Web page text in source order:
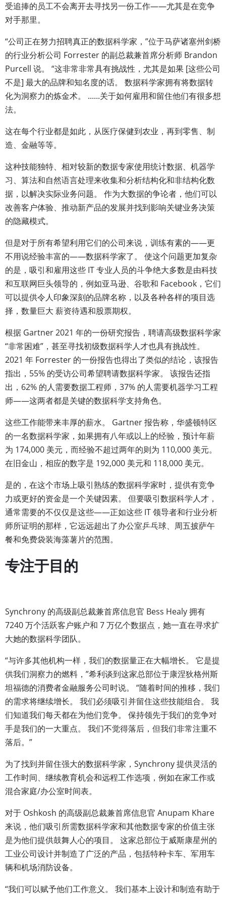
受追捧的员工不会离开去寻找另一份工作——尤其是在竞争
对手那里。
“公司正在努力招聘真正的数据科学家，”位于马萨诸塞州剑桥
的行业分析公司 Forrester 的副总裁兼首席分析师 Brandon
Purcell 说。 “这非常非常具有挑战性，尤其是如果 [这些公司
不是] 最大的品牌和知名度的话。 数据科学家拥有将数据转
化为洞察力的炼金术。 ......关于如何雇用和留住他们有很多想
法。
这在每个行业都是如此，从医疗保健到农业，再到零售、制
造、金融等等。
这种技能独特、相对较新的数据专家使用统计数据、机器学
习、算法和自然语言处理来收集和分析结构化和非结构化数
据，以解决实际业务问题。 作为大数据的争论者，他们可以
改善客户体验、推动新产品的发展并找到影响关键业务决策
的隐藏模式。
但是对于所有希望利用它们的公司来说，训练有素的——更
不用说经验丰富的——数据科学家了。 使这个问题更加复杂
的是，吸引和雇用这些 IT 专业人员的斗争绝大多数是由科技
和互联网巨头领导的，例如亚马逊、谷歌和 Facebook，它们
可以提供令人印象深刻的品牌名称，以及各种各样的项目选
择，数量巨大 薪资待遇和股票期权。
根据 Gartner 2021 年的一份研究报告，聘请高级数据科学家
“非常困难”，甚至寻找初级数据科学人才也具有挑战性。
2021 年 Forrester 的一份报告也得出了类似的结论，该报告
指出，55% 的受访公司希望聘请数据科学家。 该报告还指
出，62% 的人需要数据工程师，37% 的人需要机器学习工程
师——这两者都是关键的数据科学支持角色。
这些工作能带来丰厚的薪水。 Gartner 报告称，华盛顿特区
的一名数据科学家，如果拥有八年或以上的经验，预计年薪
为 174,000 美元，而经验不超过两年的则为 110,000 美元。
在旧金山，相应的数字是 192,000 美元和 118,000 美元。
是的，在这个市场上吸引熟练的数据科学家时，提供有竞争
力或更好的资金是一个关键因素。 但要吸引数据科学人才，
通常需要的不仅仅是这些——正如这些 IT 领导者和行业分析
师所证明的那样，它远远超出了办公室乒乓球、周五披萨午
餐和免费袋装海藻薯片的范围。
专注于目的
Synchrony 的高级副总裁兼首席信息官 Bess Healy 拥有
7240 万个活跃客户账户和 7 万亿个数据点，她一直在寻求扩
大她的数据科学团队。
“与许多其他机构一样，我们的数据量正在大幅增长。 它是提
供我们洞察力的燃料，”希利谈到这家总部位于康涅狄格州斯
坦福德的消费者金融服务公司时说。 “随着时间的推移，我们
的需求将继续增长。 我们必须吸引并留住这些技能组合。 我
们知道我们每天都在为他们竞争。 保持领先于我们的竞争对
手是我们的一大重点。 我们不觉得落后，但我们非常注重不
落后。”
为了找到并留住强大的数据科学家，Synchrony 提供灵活的
工作时间、继续教育机会和远程工作选项，例如在家工作或
混合家庭/办公室时间表。
对于 Oshkosh 的高级副总裁兼首席信息官 Anupam Khare
来说，他们吸引所需数据科学家和其他数据专家的价值主张
是为他们提供鼓舞人心的项目。 这家总部位于威斯康星州的
工业公司设计并制造了广泛的产品，包括特种卡车、军用车
辆和机场消防设备。
“我们可以赋予他们工作意义。 我们基本上设计和制造有助于